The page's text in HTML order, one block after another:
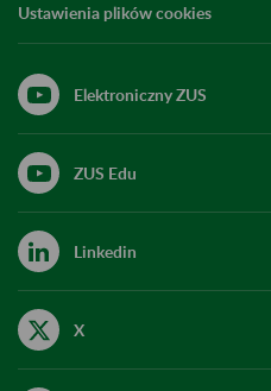
Ustawienia plików cookies
Elektroniczny ZUS
ZUS Edu
Linkedin
X